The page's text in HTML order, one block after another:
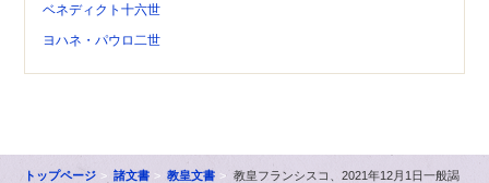
ベネディクト十六世
ヨハネ・パウロ二世
トップページ 諸文書 教皇文書
教皇フランシスコ、2021年12月1日一般謁